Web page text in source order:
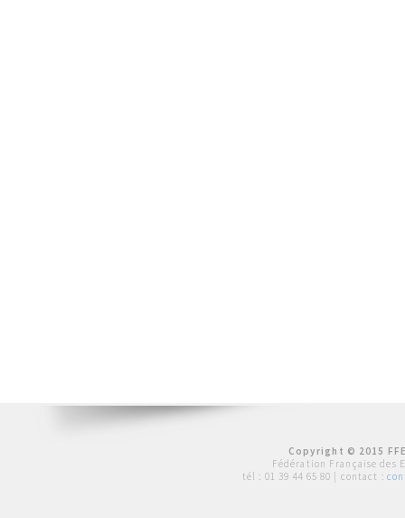
Copyright © 2015
Fédération Française des
tél : 01 39 44 65 80 | contact :